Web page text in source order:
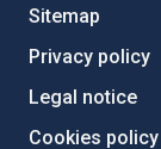
Sitemap
Privacy policy
Legal notice
Cookies policy